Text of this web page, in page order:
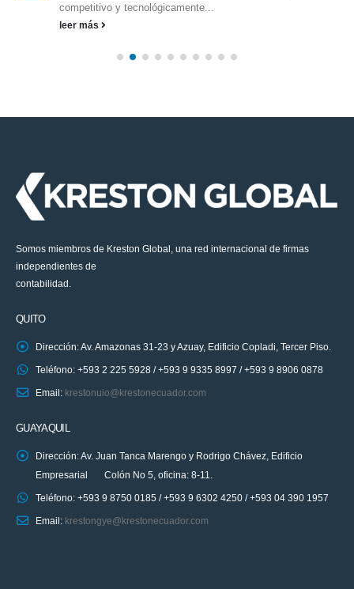
competitivo y tecnológicamente...
leer más
Somos miembros de Kreston Global, una red internacional de firmas
independientes de
contabilidad.
QUITO
Dirección: Av. Amazonas 31-23 y Azuay, Edificio Copladi, Tercer Piso.
Teléfono: +593 2 225 5928 / +593 9 9335 8997 / +593 9 8906 0878
Email: krestonuio@krestonecuador.com
GUAYAQUIL
Dirección: Av. Juan Tanca Marengo y Rodrigo Chávez, Edificio
Empresarial Colón No 5, oficina: 8-11.
Teléfono: +593 9 8750 0185 / +593 9 6302 4250 / +593 04 390 1957
Email: krestongye@krestonecuador.com